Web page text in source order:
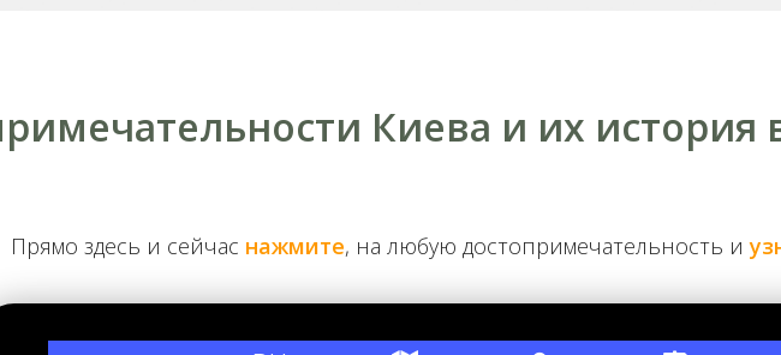
Пейзажная аллеяКиева и их
Прямо здесь и сейчас нажмите, на любую достопримечательность и